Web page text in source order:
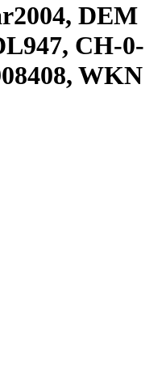
DEM
CH-0-
WKN